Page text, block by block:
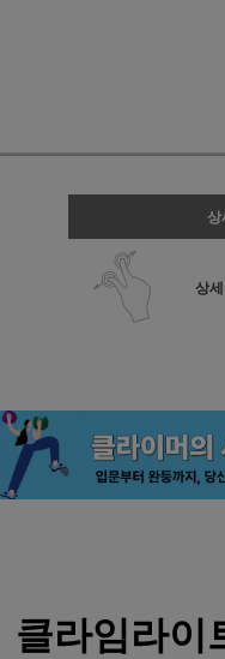
상
상
클라임라이